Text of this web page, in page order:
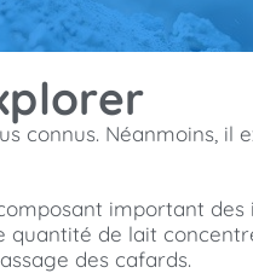
connus. Néanmoins, il
important
quantité de lait
des cafards.